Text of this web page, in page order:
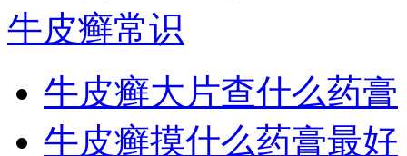
牛皮癣常识
牛皮癣大片查什么药膏
牛皮癣摸什么药膏最好